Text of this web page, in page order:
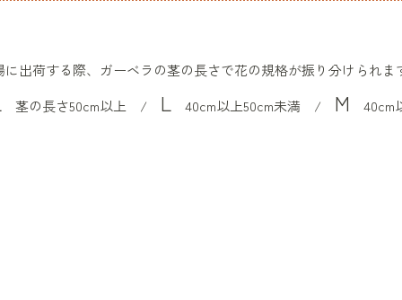
に出荷する際、ガーベラの茎の長さで花の規格が振り分けられま
茎の長さ50cm以上 / L40cm以上50cm未満 / M 40cm